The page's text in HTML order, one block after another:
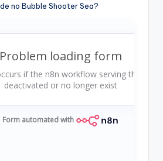
no Bubble Shooter Sea?